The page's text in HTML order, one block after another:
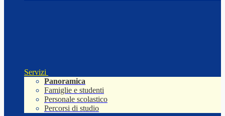
Servizi
Panoramica
Famiglie e studenti
Personale scolastico
Percorsi di studio